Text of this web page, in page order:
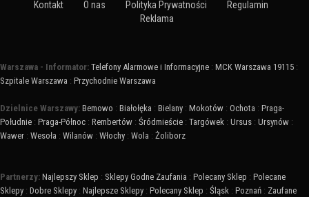
Kontakt O nas Polityka Prywatności
Regulamin
Reklama
Warszawa - Informator: Telefony Alarmowe i Informacyjne : MCK Warszawa 19115 :
Szpitale Warszawa : Przychodnie Warszawa
Dzielnice Warszawy: Bemowo : Białołęka : Bielany : Mokotów : Ochota : Praga-
Południe : Praga-Północ : Rembertów : Śródmieście : Targówek : Ursus : Ursynów :
Wawer : Wesoła : Wilanów : Włochy : Wola : Żoliborz
Partnerzy: Najlepszy Sklep : Sklepy Godne Zaufania : Polecany Sklep : Polecane
Sklepy : Dobre Sklepy : Najlepsze Sklepy : Polecany Sklep : Śląsk : Poznań : Zaufane